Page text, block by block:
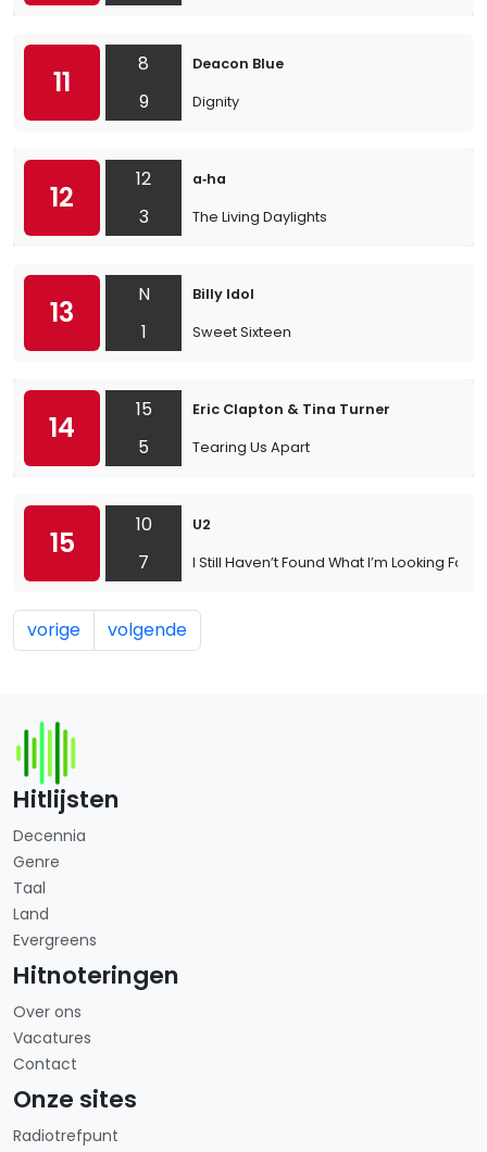
11
8
9
Deacon Blue
Dignity
12
12
3
a‐ha
The Living Daylights
13
N
1
Billy Idol
Sweet Sixteen
14
15
5
Eric Clapton & Tina Turner
Tearing Us Apart
15
10
7
U2
I Still Haven’t Found What I’m Looking For
vorige volgende
Hitlijsten
Decennia
Genre
Taal
Land
Evergreens
Hitnoteringen
Over ons
Vacatures
Contact
Onze sites
Radiotrefpunt